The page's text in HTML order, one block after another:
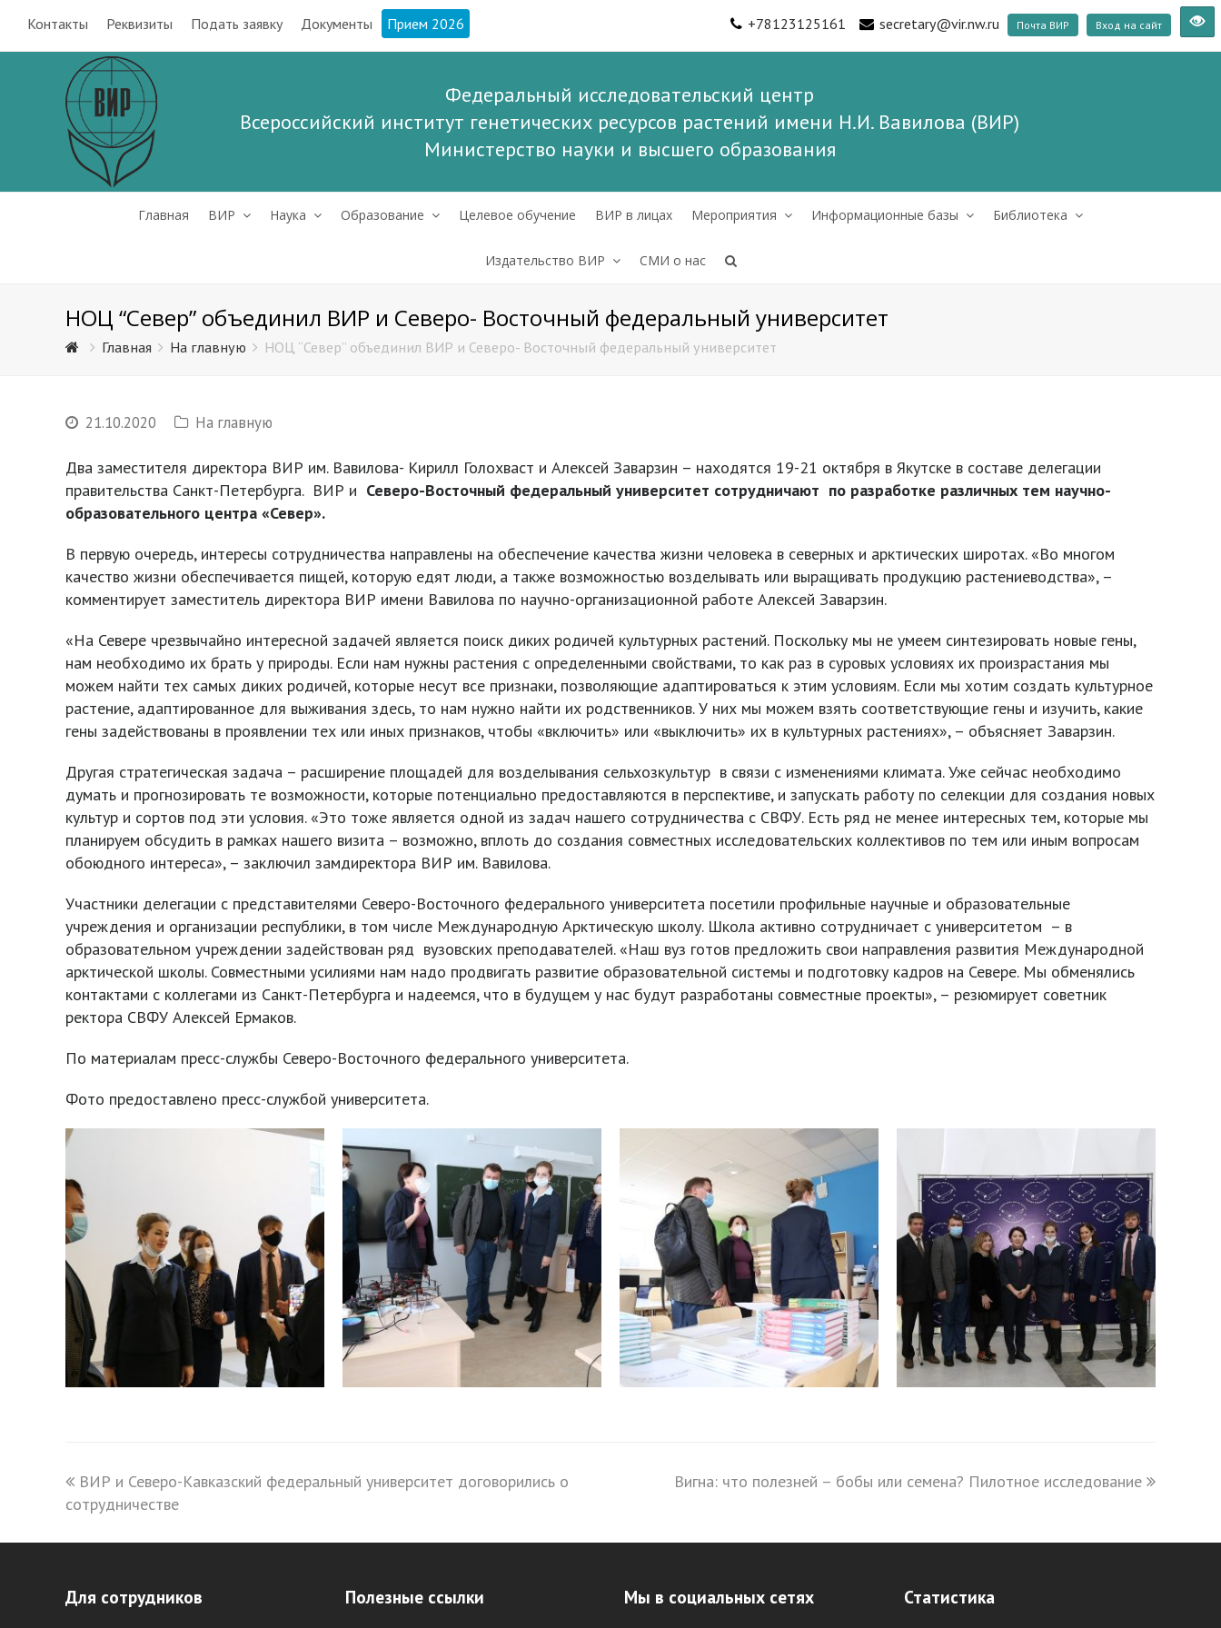
Контакты Реквизиты Подать заявку Документы Прием 2026 +78123125161 secretary@vir.nw.ru Почта ВИР Вход на сайт
Федеральный исследовательский центр
Всероссийский институт генетических ресурсов растений имени Н.И. Вавилова (ВИР)
Министерство науки и высшего образования
Главная ВИР Наука Образование Целевое обучение ВИР в лицах Мероприятия Информационные базы Библиотека
Издательство ВИР СМИ о нас
НОЦ “Север” объединил ВИР и Северо- Восточный федеральный университет
Главная На главную НОЦ “Север” объединил ВИР и Северо- Восточный федеральный университет
21.10.2020 На главную
Два заместителя директора ВИР им. Вавилова- Кирилл Голохваст и Алексей Заварзин – находятся 19-21 октября в Якутске в составе делегации
правительства Санкт-Петербурга. ВИР и Северо-Восточный федеральный университет сотрудничают по разработке различных тем научно-
образовательного центра «Север».
В первую очередь, интересы сотрудничества направлены на обеспечение качества жизни человека в северных и арктических широтах. «Во многом
качество жизни обеспечивается пищей, которую едят люди, а также возможностью возделывать или выращивать продукцию растениеводства», –
комментирует заместитель директора ВИР имени Вавилова по научно-организационной работе Алексей Заварзин.
«На Севере чрезвычайно интересной задачей является поиск диких родичей культурных растений. Поскольку мы не умеем синтезировать новые гены,
нам необходимо их брать у природы. Если нам нужны растения с определенными свойствами, то как раз в суровых условиях их произрастания мы
можем найти тех самых диких родичей, которые несут все признаки, позволяющие адаптироваться к этим условиям. Если мы хотим создать культурное
растение, адаптированное для выживания здесь, то нам нужно найти их родственников. У них мы можем взять соответствующие гены и изучить, какие
гены задействованы в проявлении тех или иных признаков, чтобы «включить» или «выключить» их в культурных растениях», – объясняет Заварзин.
Другая стратегическая задача – расширение площадей для возделывания сельхозкультур в связи с изменениями климата. Уже сейчас необходимо
думать и прогнозировать те возможности, которые потенциально предоставляются в перспективе, и запускать работу по селекции для создания новых
культур и сортов под эти условия. «Это тоже является одной из задач нашего сотрудничества с СВФУ. Есть ряд не менее интересных тем, которые мы
планируем обсудить в рамках нашего визита – возможно, вплоть до создания совместных исследовательских коллективов по тем или иным вопросам
обоюдного интереса», – заключил замдиректора ВИР им. Вавилова.
Участники делегации с представителями Северо-Восточного федерального университета посетили профильные научные и образовательные
учреждения и организации республики, в том числе Международную Арктическую школу. Школа активно сотрудничает с университетом – в
образовательном учреждении задействован ряд вузовских преподавателей. «Наш вуз готов предложить свои направления развития Международной
арктической школы. Совместными усилиями нам надо продвигать развитие образовательной системы и подготовку кадров на Севере. Мы обменялись
контактами с коллегами из Санкт-Петербурга и надеемся, что в будущем у нас будут разработаны совместные проекты», – резюмирует советник
ректора СВФУ Алексей Ермаков.
По материалам пресс-службы Северо-Восточного федерального университета.
Фото предоставлено пресс-службой университета.
previous
post:
ВИР и Северо-Кавказский федеральный университет договорились о
сотрудничестве
next
Вигна: что полезней – бобы или семена? Пилотное исследование
Для сотрудников Полезные ссылки Мы в социальных сетях Статистика